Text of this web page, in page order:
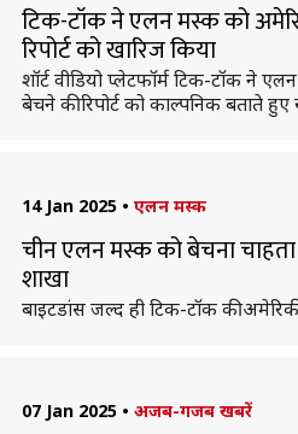
टिक-टॉक ने एलन मस्क को
रिपोर्ट को खारिज किया
शॉर्ट वीडियो प्लेटफॉर्म टिक-टॉक ने
बेचने की रिपोर्ट को काल्पनिक बताते
14 Jan 2025 • एलन मस्क
चीन एलन मस्क को बेचना
शाखा
बाइटडांस जल्द ही टिक-टॉक की
07 Jan 2025 • अजब-गजब खबरें